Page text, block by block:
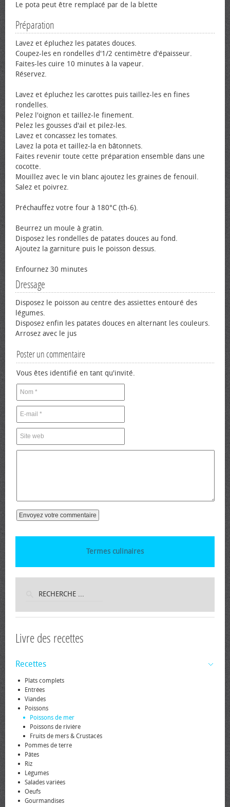
Le pota peut être remplacé par de la blette
Préparation
Lavez et épluchez les patates douces.
Coupez-les en rondelles d'1/2 centimètre d'épaisseur.
Faites-les cuire 10 minutes à la vapeur.
Réservez.
Lavez et épluchez les carottes puis taillez-les en fines
rondelles.
Pelez l'oignon et taillez-le finement.
Pelez les gousses d'ail et pilez-les.
Lavez et concassez les tomates.
Lavez la pota et taillez-la en bâtonnets.
Faites revenir toute cette préparation ensemble dans une
cocotte.
Mouillez avec le vin blanc ajoutez les graines de fenouil.
Salez et poivrez.
Préchauffez votre four à 180°C (th-6).
Beurrez un moule à gratin.
Disposez les rondelles de patates douces au fond.
Ajoutez la garniture puis le poisson dessus.
Enfournez 30 minutes
Dressage
Disposez le poisson au centre des assiettes entouré des
légumes.
Disposez enfin les patates douces en alternant les couleurs.
Arrosez avec le jus
Poster un commentaire
Vous êtes identifié en tant qu'invité.
Termes culinaires
Livre des recettes
Recettes
Plats complets
Entrées
Viandes
Poissons
Poissons de mer
Poissons de rivière
Fruits de mers & Crustacés
Pommes de terre
Pâtes
Riz
Légumes
Salades variées
Oeufs
Gourmandises